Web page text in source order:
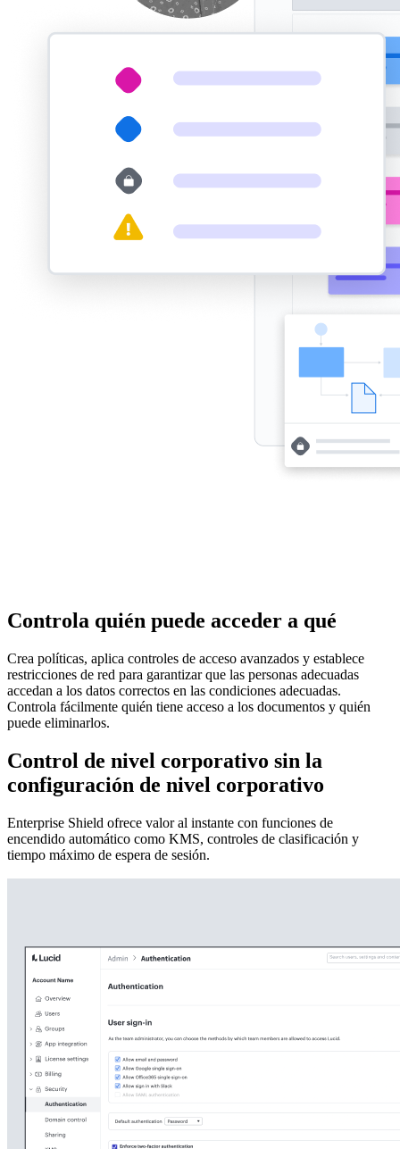
Controla quién puede acceder a qué
Crea políticas, aplica controles de acceso avanzados y establece
restricciones de red para garantizar que las personas adecuadas
accedan a los datos correctos en las condiciones adecuadas.
Controla fácilmente quién tiene acceso a los documentos y quién
puede eliminarlos.
Control de nivel corporativo sin la
configuración de nivel corporativo
Enterprise Shield ofrece valor al instante con funciones de
encendido automático como KMS, controles de clasificación y
tiempo máximo de espera de sesión.